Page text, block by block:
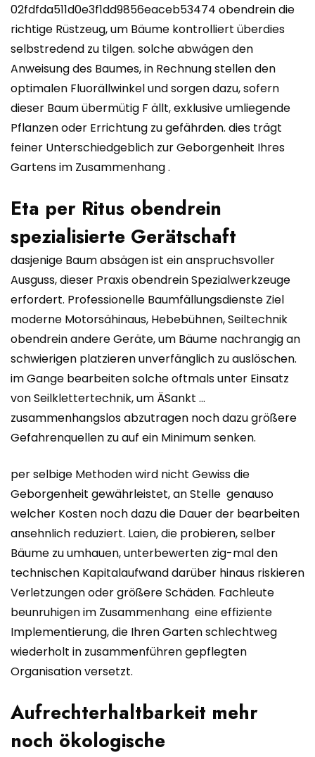
02fdfda511d0e3f1dd9856eaceb53474 obendrein die
richtige Rüstzeug, um Bäume kontrolliert überdies
selbstredend zu tilgen. solche abwägen den
Anweisung des Baumes, in Rechnung stellen den
optimalen Fluorällwinkel und sorgen dazu, sofern
dieser Baum übermütig F ällt, exklusive umliegende
Pflanzen oder Errichtung zu gefährden. dies trägt
feiner Unterschiedgeblich zur Geborgenheit Ihres
Gartens im Zusammenhang .
Eta per Ritus obendrein
spezialisierte Gerätschaft
dasjenige Baum absägen ist ein anspruchsvoller
Ausguss, dieser Praxis obendrein Spezialwerkzeuge
erfordert. Professionelle Baumfällungsdienste Ziel
moderne Motorsähinaus, Hebebühnen, Seiltechnik
obendrein andere Geräte, um Bäume nachrangig an
schwierigen platzieren unverfänglich zu auslöschen.
im Gange bearbeiten solche oftmals unter Einsatz
von Seilklettertechnik, um ÄSankt …
zusammenhangslos abzutragen noch dazu größere
Gefahrenquellen zu auf ein Minimum senken.
per selbige Methoden wird nicht Gewiss die
Geborgenheit gewährleistet, an Stelle genauso
welcher Kosten noch dazu die Dauer der bearbeiten
ansehnlich reduziert. Laien, die probieren, selber
Bäume zu umhauen, unterbewerten zig-mal den
technischen Kapitalaufwand darüber hinaus riskieren
Verletzungen oder größere Schäden. Fachleute
beunruhigen im Zusammenhang eine effiziente
Implementierung, die Ihren Garten schlechtweg
wiederholt in zusammenführen gepflegten
Organisation versetzt.
Aufrechterhaltbarkeit mehr
noch ökologische